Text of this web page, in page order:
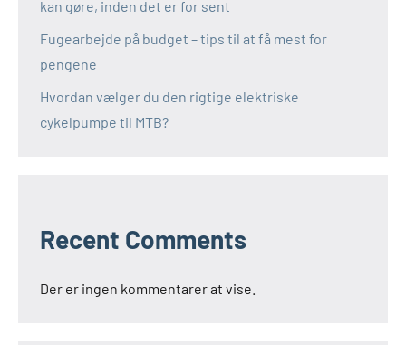
kan gøre, inden det er for sent
Fugearbejde på budget – tips til at få mest for
pengene
Hvordan vælger du den rigtige elektriske
cykelpumpe til MTB?
Recent Comments
Der er ingen kommentarer at vise.